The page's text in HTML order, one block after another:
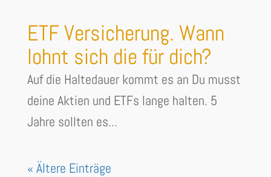
ETF Versicherung. Wann
lohnt sich die für dich?
Auf die Haltedauer kommt es an Du musst
deine Aktien und ETFs lange halten. 5
Jahre sollten es...
« Ältere Einträge